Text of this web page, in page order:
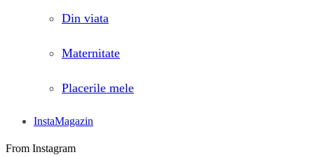
Din viata
Maternitate
Placerile mele
InstaMagazin
From Instagram